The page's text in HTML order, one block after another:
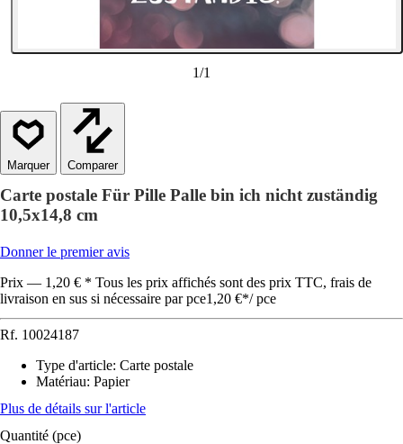
1/1
Comparer
Carte postale Für Pille Palle bin ich nicht zuständig
10,5x14,8 cm
Donner le premier avis
Prix — 1,20 € * Tous les prix affichés sont des prix TTC, frais de
livraison en sus si nécessaire par pce1,20 €*/ pce
Rf. 10024187
Type d'article: Carte postale
Matériau: Papier
Plus de détails sur l'article
Quantité (pce)